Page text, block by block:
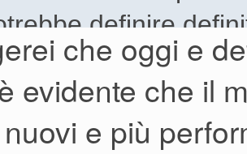
definire
che oggi e
evidente che il
e più